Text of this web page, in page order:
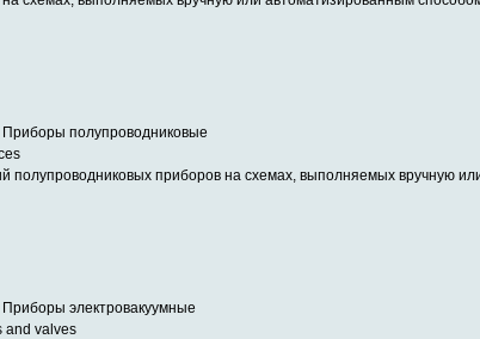
Приборы полупроводниковые
полупроводниковых приборов на схемах, выполняемых вручную
Приборы электровакуумные
and valves